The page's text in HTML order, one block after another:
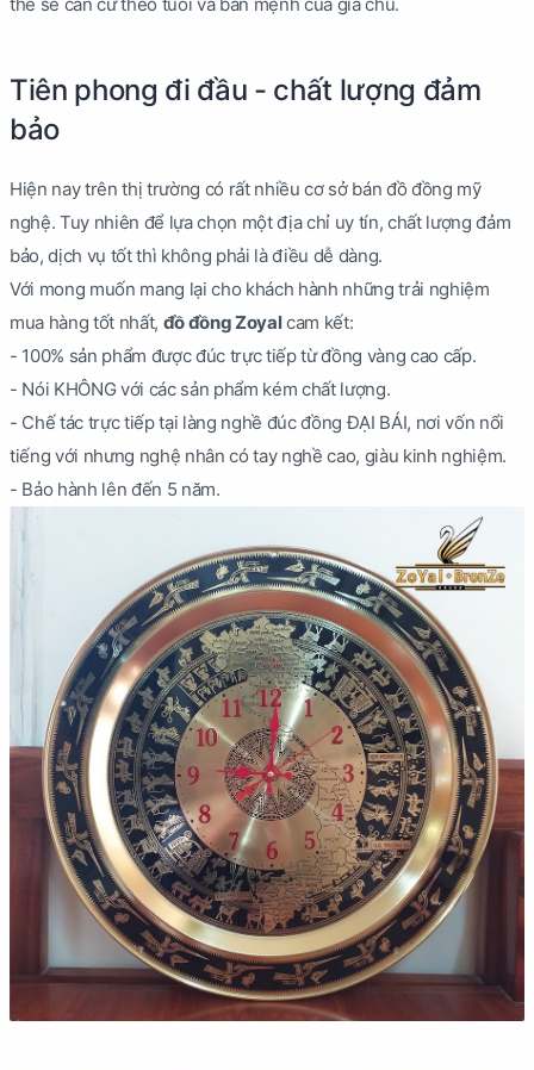
thể sẽ căn cứ theo tuổi và bản mệnh của gia chủ.
Tiên phong đi đầu - chất lượng đảm
bảo
Hiện nay trên thị trường có rất nhiều cơ sở bán đồ đồng mỹ
nghệ. Tuy nhiên để lựa chọn một địa chỉ uy tín, chất lượng đảm
bảo, dịch vụ tốt thì không phải là điều dễ dàng.
Với mong muốn mang lại cho khách hành những trải nghiệm
mua hàng tốt nhất, đồ đồng Zoyalcam kết:
- 100% sản phẩm được đúc trực tiếp từ đồng vàng cao cấp.
- Nói KHÔNG với các sản phẩm kém chất lượng.
- Chế tác trực tiếp tại làng nghề đúc đồng ĐẠI BÁI, nơi vốn nổi
tiếng với nhưng nghệ nhân có tay nghề cao, giàu kinh nghiệm.
- Bảo hành lên đến 5 năm.